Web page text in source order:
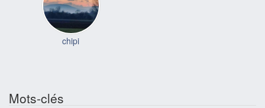
chipi
Mots-clés